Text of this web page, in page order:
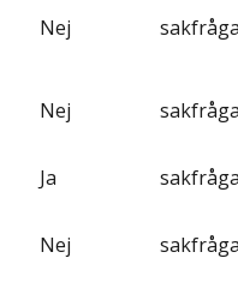
Nej
Nej
Ja
Nej